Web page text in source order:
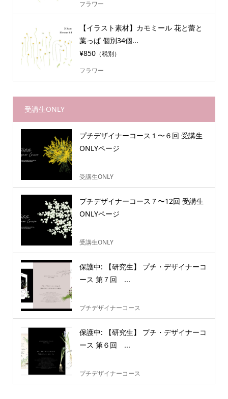
フラワー
【イラスト素材】カモミール 花と蕾と
葉っぱ 個別34個...
¥850（税別）
フラワー
受講生ONLY
プチデザイナーコース１〜６回 受講生
ONLYページ
受講生ONLY
プチデザイナーコース７〜12回 受講生
ONLYページ
受講生ONLY
保護中: 【研究生】 プチ・デザイナーコ
ース 第７回 ...
プチデザイナーコース
保護中: 【研究生】 プチ・デザイナーコ
ース 第６回 ...
プチデザイナーコース